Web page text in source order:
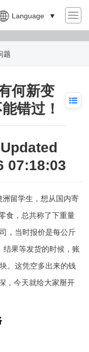
Language ▼
题
何新变
错过！
07:18:03
洲留学生 ，想从国内寄
食，总共称了下重量
，当时报价是每公斤
结果等发货的时候，账
。这凭空多出来的钱
，今天就给大家掰开